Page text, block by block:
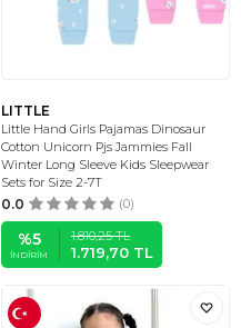
LITTLE
Little Hand Girls Pajamas Dinosaur
Cotton Unicorn Pjs Jammies Fall
Winter Long Sleeve Kids Sleepwear
Sets for Size 2-7T
0.0 (0)
%5
İNDIRIM
1.810,25TL
1.719,70 TL